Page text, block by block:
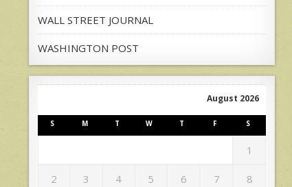
WALL STREET JOURNAL
WASHINGTON POST
August 2026
S M T W T F S
1
2 3 4 5 6 7 8